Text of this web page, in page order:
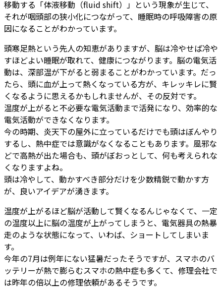
移動する「体液移動（fluid shift）」という現象が生じて、
それが咽頭部の狭小化につながって、睡眠時の呼吸障害の原
因になることがわかっています。
頭寒足熱という先人の知恵がありますが、脳は冷やせば冷や
すほどよい睡眠が取れて、健康につながります。脳の電気活
動は、深部温が下がると弱まることがわかっています。だっ
たら、頭に血が上って熱くなっている方が、キレッキレに賢
くなるように思えるかもしれませんが、その反対です。
温度が上がると不必要な電気活動まで活発になり、効率的な
電気活動ができなくなります。
今の時期、炎天下の屋外に立っているだけでも頭はぼんやり
するし、熱中症では意識がなくなることもあります。風邪な
どで高熱が出た場合も、頭がぼおっとして、何も考えられな
くなりますよね。
頭は冷やして、動かすべき部分だけを少数精鋭で動かす方
が、良いアイデアが湧きます。
温度が上がるほど脳が活動して賢くなるんじゃなくて、一定
の温度以上に脳の温度が上がってしまうと、電気器具の熱暴
走のような状態になって、いわば、ショートしてしまいま
す。
今年の7月は例年にない猛暑だったそうですが、スマホのバ
ッテリーが熱で膨らむスマホの熱中症も多くて、修理会社で
は昨年の倍以上の修理依頼があるそうです。